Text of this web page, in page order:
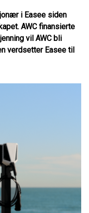
i Easee siden
AWC finansierte
vil AWC bli
verdsetter Easee til